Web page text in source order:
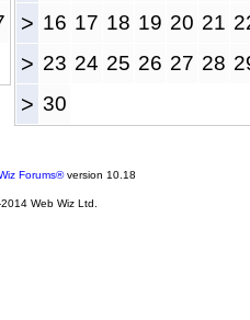
> 16 17 18 19 20 21
> 23 24 25 26 27 28
> 30
Forums®version 10.18
Web Wiz Ltd.